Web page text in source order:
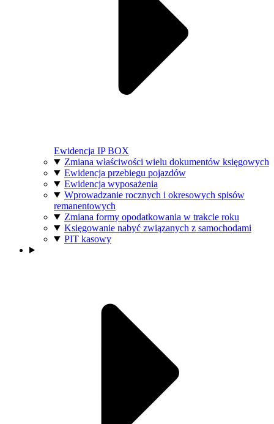
Ewidencja IP BOX
Zmiana właściwości wielu dokumentów księgowych
Ewidencja przebiegu pojazdów
Ewidencja wyposażenia
Wprowadzanie rocznych i okresowych spisów
remanentowych
Zmiana formy opodatkowania w trakcie roku
Księgowanie nabyć związanych z samochodami
PIT kasowy